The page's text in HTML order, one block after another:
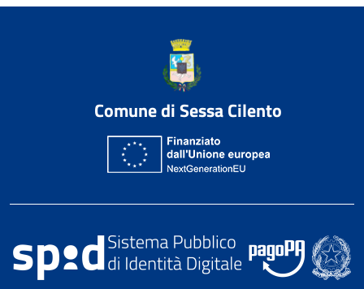
Comune di Sessa Cilento